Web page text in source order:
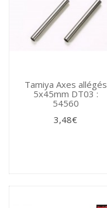
Tamiya Axes allégés
5x45mm DT03 :
54560
3,48€